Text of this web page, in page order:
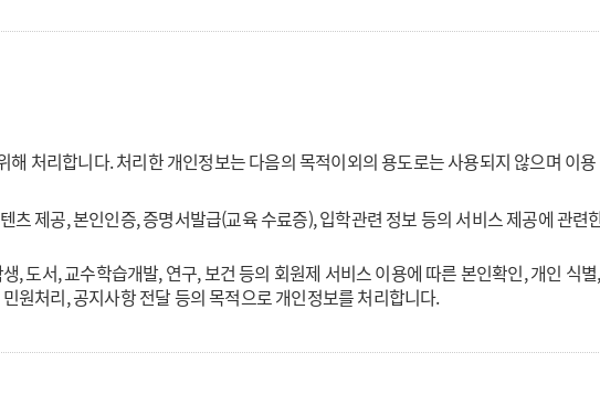
처리합니다. 처리한 개인정보는 다음의 목적이외의 용도로는 사용되지 않으며 이
츠 제공, 본인인증, 증명서발급(교육 수료증), 입학관련 정보 등의 서비스 제공에 관련
, 도서, 교수학습개발, 연구, 보건 등의 회원제 서비스 이용에 따른 본인확인, 개인 식
원처리, 공지사항 전달 등의 목적으로 개인정보를 처리합니다.